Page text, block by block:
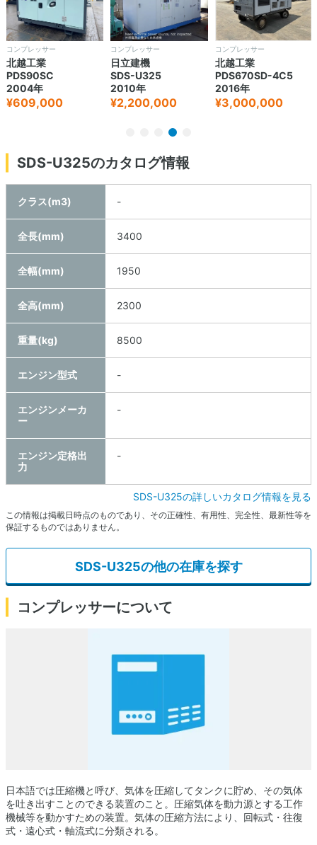
コンプレッサー
北越工業
PDS90SC
2004年
¥609,000
コンプレッサー
日立建機
SDS-U325
2010年
¥2,200,000
コンプレッサー
北越工業
PDS670SD-4C5
2016年
¥3,000,000
SDS-U325のカタログ情報
クラス(m3) -
全長(mm) 3400
全幅(mm) 1950
全高(mm) 2300
重量(kg) 8500
エンジン型式 -
エンジンメーカ
ー
-
エンジン定格出
力
-
SDS-U325の詳しいカタログ情報を見る
この情報は掲載日時点のものであり、その正確性、有用性、完全性、最新性等を
保証するものではありません。
SDS-U325の他の在庫を探す
コンプレッサーについて
日本語では圧縮機と呼び、気体を圧縮してタンクに貯め、その気体
を吐き出すことのできる装置のこと。圧縮気体を動力源とする工作
機械等を動かすための装置。気体の圧縮方法により、回転式・往復
式・遠心式・軸流式に分類される。